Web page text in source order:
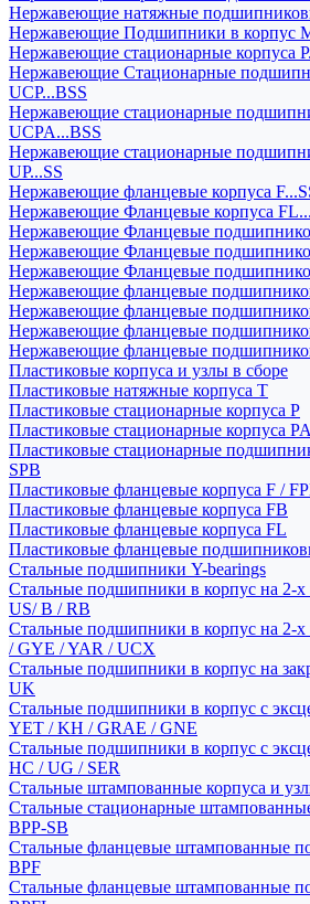
Нержавеющие натяжные
Нержавеющие Подшипники в корпус
Нержавеющие стационарные корпуса
Нержавеющие Стационарные
UCP...BSS
Нержавеющие стационарные
UCPA...BSS
Нержавеющие стационарные
UP...SS
Нержавеющие фланцевые корпуса
Нержавеющие Фланцевые корпуса
Нержавеющие Фланцевые
Нержавеющие Фланцевые
Нержавеющие Фланцевые
Нержавеющие фланцевые
Нержавеющие фланцевые
Нержавеющие фланцевые
Нержавеющие фланцевые
Пластиковые корпуса и узлы в сборе
Пластиковые натяжные корпуса T
Пластиковые стационарные корпуса P
Пластиковые стационарные корпуса PA
Пластиковые стационарные
SPB
Пластиковые фланцевые корпуса F /
Пластиковые фланцевые корпуса FB
Пластиковые фланцевые корпуса FL
Пластиковые фланцевые
Стальные подшипники Y-bearings
Стальные подшипники в корпус на 2-х
US/ B / RB
Стальные подшипники в корпус на 2-
/ GYE / YAR / UCX
Стальные подшипники в корпус на
UK
Стальные подшипники в корпус с
YET / KH / GRAE / GNE
Стальные подшипники в корпус с
HC / UG / SER
Стальные штампованные корпуса и
Стальные стационарные
BPP-SB
Стальные фланцевые штампованные
BPF
Стальные фланцевые штампованные